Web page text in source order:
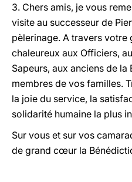
3. Chers amis, je vous
visite au successeur de
pèlerinage. A travers
chaleureux aux Officiers,
Sapeurs, aux anciens de la
membres de vos familles.
la joie du service, la
solidarité humaine la plus
Sur vous et sur vos
de grand cœur la